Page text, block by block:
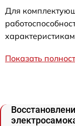
Для
Показать